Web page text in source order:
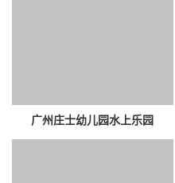
广州庄士幼儿园水上乐园